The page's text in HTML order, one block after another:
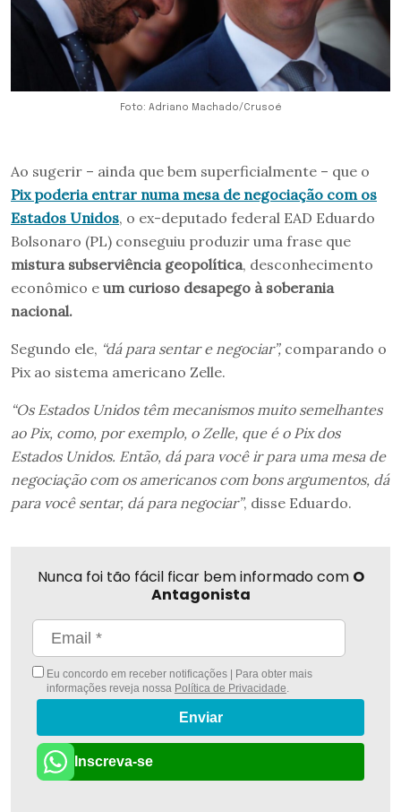
Foto: Adriano Machado/Crusoé
Ao sugerir – ainda que bem superficialmente – que o
Pix poderia entrar numa mesa de negociação com os
Estados Unidos, o ex-deputado federal EAD Eduardo
Bolsonaro (PL) conseguiu produzir uma frase que
mistura subserviência geopolítica, desconhecimento
econômico e um curioso desapego à soberania
nacional.
Segundo ele, “dá para sentar e negociar”, comparando o
Pix ao sistema americano Zelle.
“Os Estados Unidos têm mecanismos muito semelhantes
ao Pix, como, por exemplo, o Zelle, que é o Pix dos
Estados Unidos. Então, dá para você ir para uma mesa de
negociação com os americanos com bons argumentos, dá
para você sentar, dá para negociar”, disse Eduardo.
Nunca foi tão fácil ficar bem informado com O
Antagonista
Eu concordo em receber notificações | Para obter mais
informações reveja nossa Política de Privacidade.
Enviar
Inscreva-se